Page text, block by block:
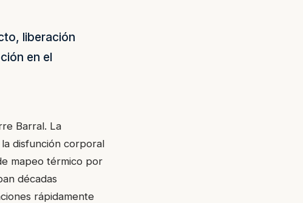
liberación
en el
Barral. La
disfunción corporal
mapeo térmico por
décadas
rápidamente